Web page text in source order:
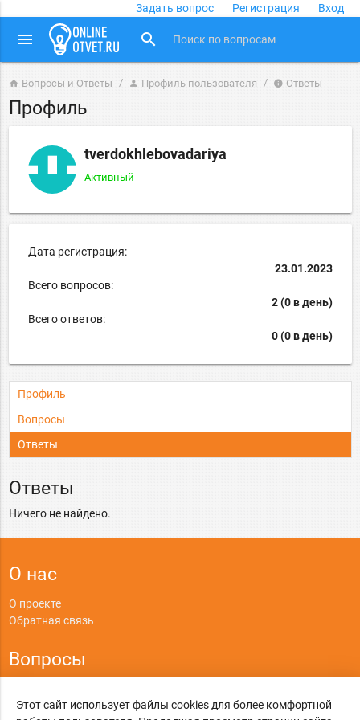
Задать вопрос Регистрация Вход
menu search
home Вопросы и Ответы person Профиль пользователя info Ответы
Профиль
tverdokhlebovadariya
Активный
Дата регистрация:
23.01.2023
Всего вопросов:
2 (0 в день)
Всего ответов:
0 (0 в день)
Профиль
Вопросы
Ответы
Ответы
Ничего не найдено.
О нас
О проекте
Обратная связь
Вопросы
Политика конфиденциальности
Этот сайт использует файлы cookies для более комфортной